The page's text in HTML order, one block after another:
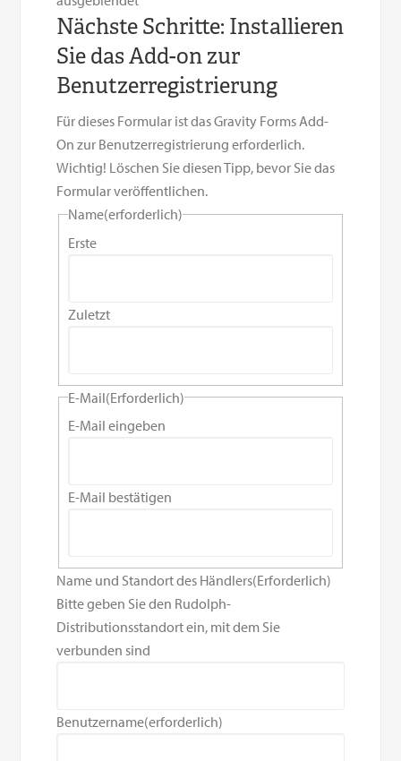
Nächste Schritte: Installieren
Sie das Add-on zur
Benutzerregistrierung
Für dieses Formular ist das Gravity Forms Add-
On zur Benutzerregistrierung erforderlich.
Wichtig! Löschen Sie diesen Tipp, bevor Sie das
Formular veröffentlichen.
Name(erforderlich)
Erste
Zuletzt
E-Mail(Erforderlich)
E-Mail eingeben
E-Mail bestätigen
Name und Standort des Händlers(Erforderlich)
Bitte geben Sie den Rudolph-
Distributionsstandort ein, mit dem Sie
verbunden sind
Benutzername(erforderlich)